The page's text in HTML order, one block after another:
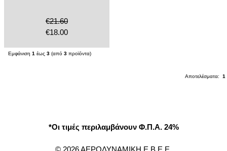
€21.60
€18.00
Εμφάνιση 1 έως 3 (από 3 προϊόντα)
Αποτελέσματα: 1
*Οι τιμές περιλαμβάνουν Φ.Π.Α. 24%
© 2026 ΑΕΡΟΔΥΝΑΜΙΚΗ Ε.Β.Ε.Ε.